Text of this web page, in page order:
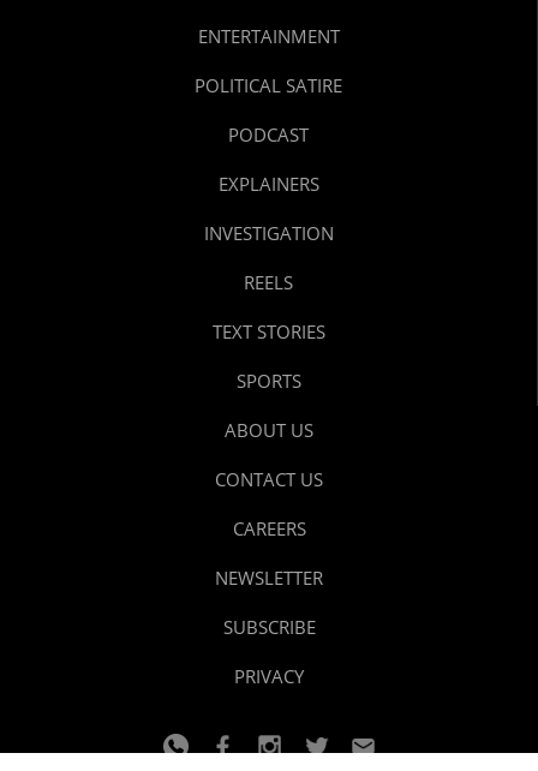
ENTERTAINMENT
POLITICAL SATIRE
PODCAST
EXPLAINERS
INVESTIGATION
REELS
TEXT STORIES
SPORTS
ABOUT US
CONTACT US
CAREERS
NEWSLETTER
SUBSCRIBE
PRIVACY